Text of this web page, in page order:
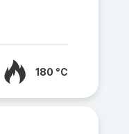
180 °C